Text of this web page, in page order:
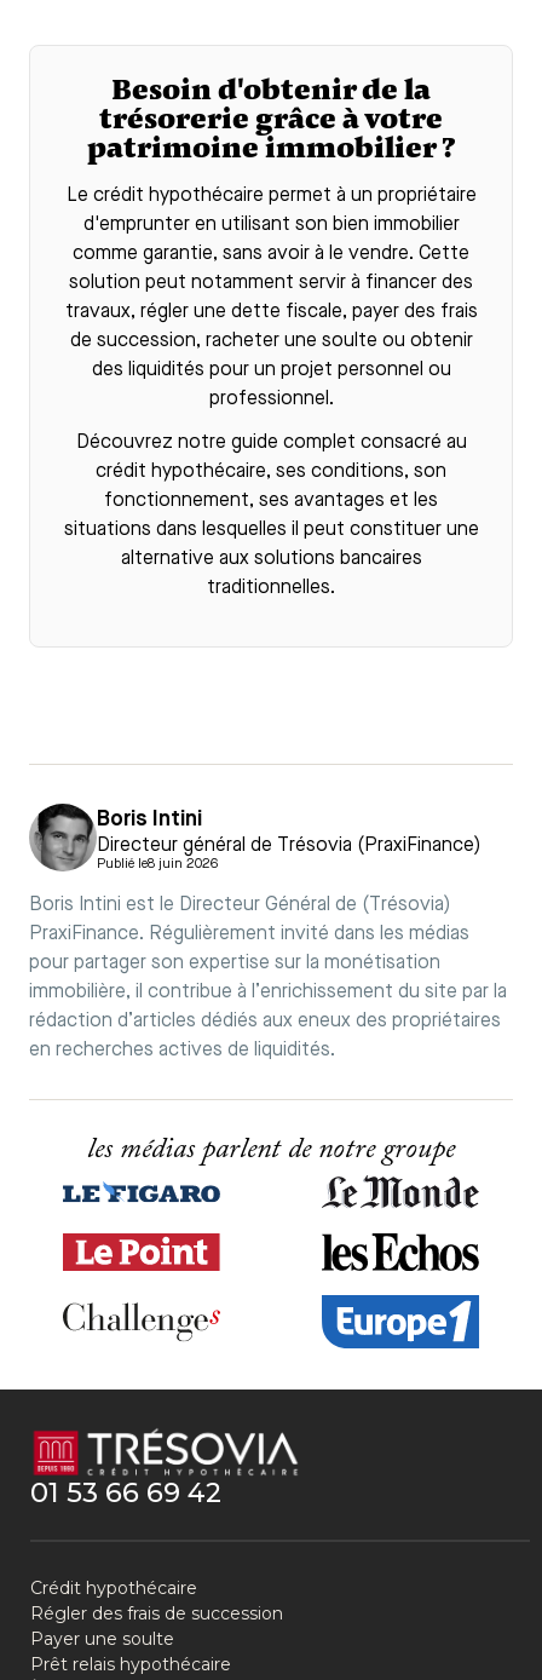
Besoin d'obtenir de la
trésorerie grâce à votre
patrimoine immobilier ?
Le crédit hypothécaire permet à un propriétaire
d'emprunter en utilisant son bien immobilier
comme garantie, sans avoir à le vendre. Cette
solution peut notamment servir à financer des
travaux, régler une dette fiscale, payer des frais
de succession, racheter une soulte ou obtenir
des liquidités pour un projet personnel ou
professionnel.
Découvrez notre guide complet consacré au
crédit hypothécaire, ses conditions, son
fonctionnement, ses avantages et les
situations dans lesquelles il peut constituer une
alternative aux solutions bancaires
traditionnelles.
Boris Intini
Directeur général de Trésovia (PraxiFinance)
Publié le8 juin 2026
Boris Intini est le Directeur Général de (Trésovia)
PraxiFinance. Régulièrement invité dans les médias
pour partager son expertise sur la monétisation
immobilière, il contribue à l’enrichissement du site par la
rédaction d’articles dédiés aux eneux des propriétaires
en recherches actives de liquidités.
les médias parlent de notre groupe
01 53 66 69 42
Crédit hypothécaire
Régler des frais de succession
Payer une soulte
Prêt relais hypothécaire